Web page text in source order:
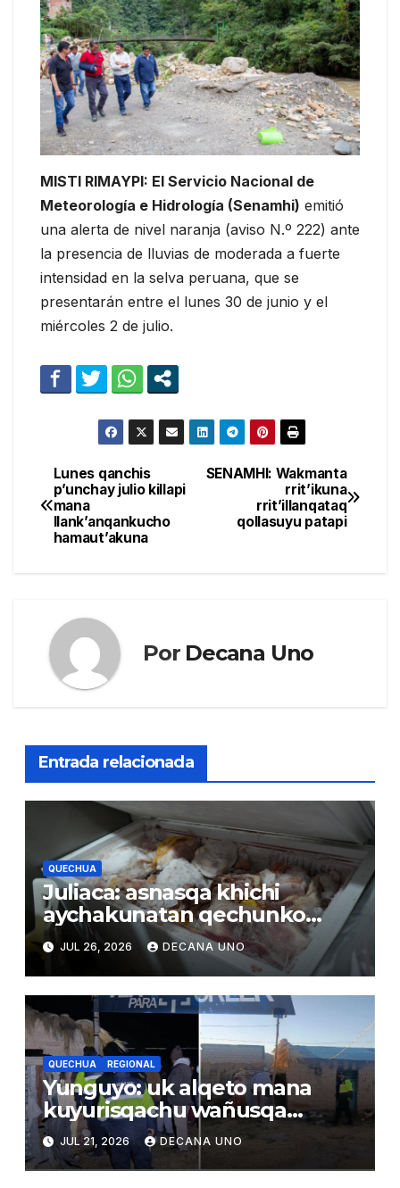
MISTI RIMAYPI: El Servicio Nacional de
Meteorología e Hidrología (Senamhi) emitió
una alerta de nivel naranja (aviso N.º 222) ante
la presencia de lluvias de moderada a fuerte
intensidad en la selva peruana, que se
presentarán entre el lunes 30 de junio y el
miércoles 2 de julio.
Navegación
de
SENAMHI: Wakmanta
rrit’ikuna
rrit’illanqataq
qollasuyu patapi
Lunes qanchis
p’unchay julio killapi
mana
llank’anqankucho
hamaut’akuna
Por Decana Uno
Entrada relacionada
QUECHUA
Juliaca: asnasqa khichi
aychakunatan qechunko
qhatuna wasikunamanta
JUL 26, 2026 DECANA UNO
QUECHUA REGIONAL
Yunguyo: uk alqeto mana
kuyurisqachu wañusqa
uywaqnimpaq larunmanta
JUL 21, 2026 DECANA UNO